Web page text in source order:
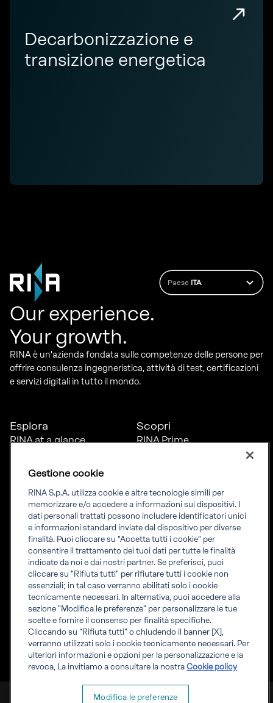
Decarbonizzazione e
transizione energetica
Paese ITA
Our experience.
Your growth.
RINA è un'azienda fondata sulle competenze delle persone per
offrire consulenza ingegneristica, attività di test, certificazioni
e servizi digitali in tutto il mondo.
Esplora
RINA at a glance
inclusione
News
Progetti
Sostenibilità
Scopri
RINA Prime
Connettiti
Uffici
Certification Member
Area
Certificati clienti
certification
Marine Member Area
Applicazioni digitali
marine
Informati
Informazioni legali
Compliance
Governance
Whistleblowing
Fatturazione elettronica
Accreditamenti RINA
Regolamenti RINA
RINA S.p.A. P.IVA IT 03794120109
Gestione cookie
RINA S.p.A. utilizza cookie e altre tecnologie simili per
memorizzare e/o accedere a informazioni sui dispositivi. I
dati personali trattati possono includere identificatori unici
e informazioni standard inviate dal dispositivo per diverse
finalità. Puoi cliccare su "Accetta tutti i cookie" per
consentire il trattamento dei tuoi dati per tutte le finalità
indicate da noi e dai nostri partner. Se preferisci, puoi
cliccare su "Rifiuta tutti" per rifiutare tutti i cookie non
essenziali; in tal caso verranno abilitati solo i cookie
tecnicamente necessari. In alternativa, puoi accedere alla
sezione "Modifica le preferenze" per personalizzare le tue
scelte e fornire il consenso per finalità specifiche.
Cliccando su “Rifiuta tutti” o chiudendo il banner [X],
verranno utilizzati solo i cookie tecnicamente necessari. Per
ulteriori informazioni e opzioni per la personalizzazione e la
revoca, La invitiamo a consultare la nostra Cookie policy
Modifica le preferenze